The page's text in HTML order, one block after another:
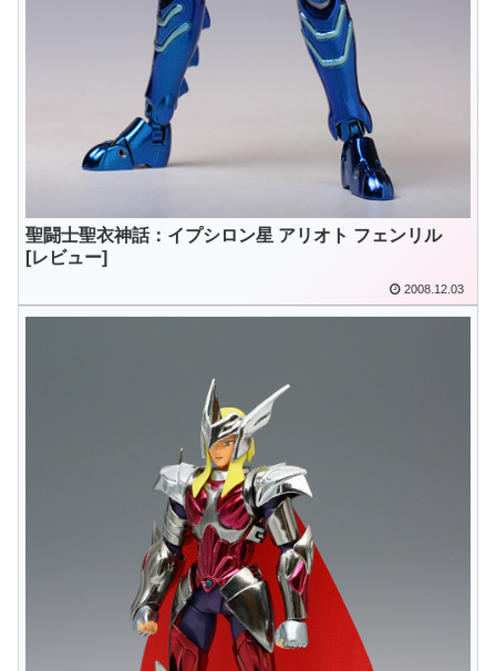
聖闘士聖衣神話：イプシロン星 アリオト フェンリル
[レビュー]
2008.12.03